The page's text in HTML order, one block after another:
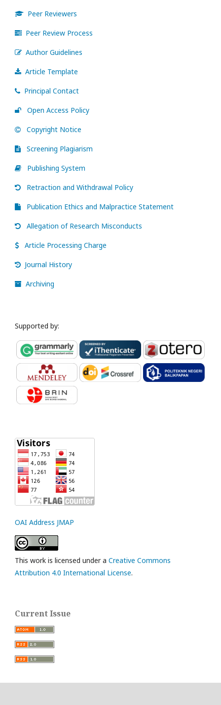
Peer Reviewers
Peer Review Process
Author Guidelines
Article Template
Principal Contact
Open Access Policy
Copyright Notice
Screening Plagiarism
Publishing System
Retraction and Withdrawal Policy
Publication Ethics and Malpractice Statement
Allegation of Research Misconducts
Article Processing Charge
Journal History
Archiving
Supported by:
OAI Address JMAP
This work is licensed under a Creative Commons
Attribution 4.0 International License.
Current Issue